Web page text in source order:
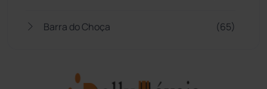
Barra do Choça (65)